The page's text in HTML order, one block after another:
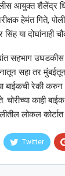
आयुक्त शैलेंद्र
हेमंत गिते,
या दोघांनाही
सहभाग
सहा तर
बाईकची रेकी करुन
चोरीच्या काही
लोकल
Twitter